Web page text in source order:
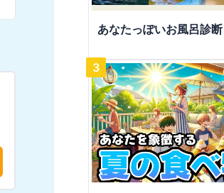
あなたっぽいお風呂診断
3